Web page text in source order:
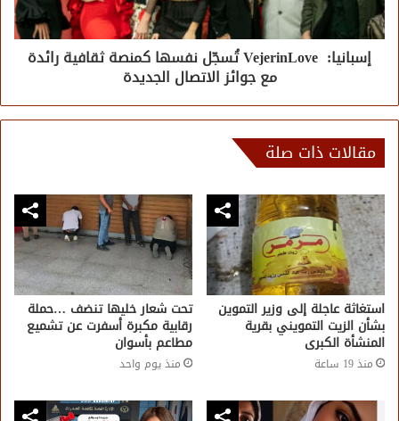
إسبانيا: VejerinLove تُسجّل نفسها كمنصة ثقافية رائدة
مع جوائز الاتصال الجديدة
مقالات ذات صلة
استغاثة عاجلة إلى وزير التموين
بشأن الزيت التمويني بقرية
المنشأة الكبرى
منذ 19 ساعة
تحت شعار خليها تنضف …حملة
رقابية مكبرة أسفرت عن تشميع
مطاعم بأسوان
منذ يوم واحد